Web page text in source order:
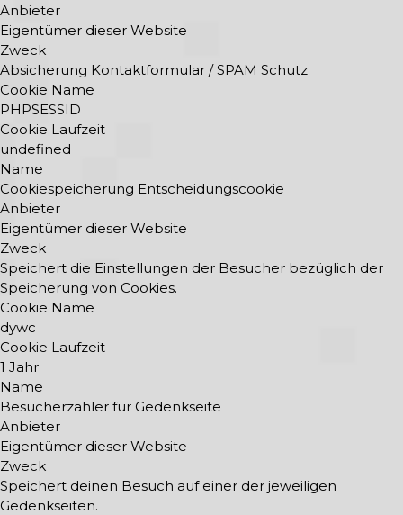
Anbieter
Eigentümer dieser Website
Zweck
Absicherung Kontaktformular / SPAM Schutz
Cookie Name
PHPSESSID
Cookie Laufzeit
undefined
Name
Cookiespeicherung Entscheidungscookie
Anbieter
Eigentümer dieser Website
Zweck
Speichert die Einstellungen der Besucher bezüglich der
Speicherung von Cookies.
Cookie Name
dywc
Cookie Laufzeit
1 Jahr
Name
Besucherzähler für Gedenkseite
Anbieter
Eigentümer dieser Website
Zweck
Speichert deinen Besuch auf einer der jeweiligen
Gedenkseiten.